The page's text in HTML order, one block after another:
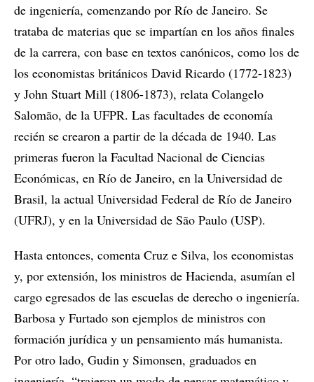
de ingeniería, comenzando por Río de Janeiro. Se
trataba de materias que se impartían en los años finales
de la carrera, con base en textos canónicos, como los de
los economistas británicos David Ricardo (1772-1823)
y John Stuart Mill (1806-1873), relata Colangelo
Salomão, de la UFPR. Las facultades de economía
recién se crearon a partir de la década de 1940. Las
primeras fueron la Facultad Nacional de Ciencias
Económicas, en Río de Janeiro, en la Universidad de
Brasil, la actual Universidad Federal de Río de Janeiro
(UFRJ), y en la Universidad de São Paulo (USP).
Hasta entonces, comenta Cruz e Silva, los economistas
y, por extensión, los ministros de Hacienda, asumían el
cargo egresados de las escuelas de derecho o ingeniería.
Barbosa y Furtado son ejemplos de ministros con
formación jurídica y un pensamiento más humanista.
Por otro lado, Gudin y Simonsen, graduados en